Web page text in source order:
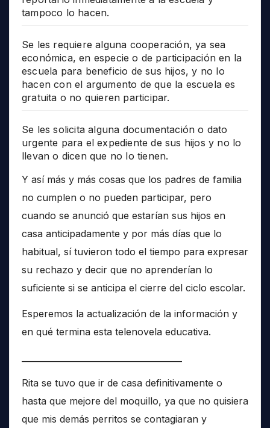
tampoco lo hacen.
Se les requiere alguna cooperación, ya sea
económica, en especie o de participación en la
escuela para beneficio de sus hijos, y no lo
hacen con el argumento de que la escuela es
gratuita o no quieren participar.
Se les solicita alguna documentación o dato
urgente para el expediente de sus hijos y no lo
llevan o dicen que no lo tienen.
Y así más y más cosas que los padres de familia
no cumplen o no pueden participar, pero
cuando se anunció que estarían sus hijos en
casa anticipadamente y por más días que lo
habitual, sí tuvieron todo el tiempo para expresar
su rechazo y decir que no aprenderían lo
suficiente si se anticipa el cierre del ciclo escolar.
Esperemos la actualización de la información y
en qué termina esta telenovela educativa.
Rita se tuvo que ir de casa definitivamente o
hasta que mejore del moquillo, ya que no quisiera
que mis demás perritos se contagiaran y